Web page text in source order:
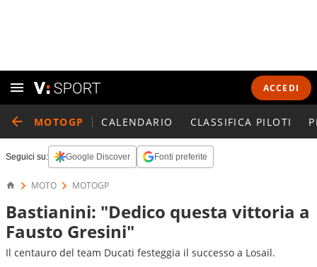
ACCEDI
MOTOGP CALENDARIO CLASSIFICA PILOTI
Seguici su: Google Discover Fonti preferite
MOTO MOTOGP
Bastianini: "Dedico questa vittoria a
Fausto Gresini"
Il centauro del team Ducati festeggia il successo a Losail.